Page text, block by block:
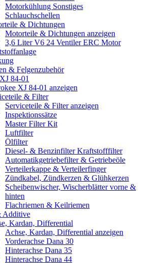
Motorkühlung Sonstiges
Schlauchschellen
& Dichtungen
Motorteile & Dichtungen anzeigen
3,6 Liter V6 24 Ventiler ERC Motor
& Felgenzubehör
84-01
XJ 84-01 anzeigen
& Filter
Serviceteile & Filter anzeigen
Inspektionssätze
Master Filter Kit
Luftfilter
Ölfilter
Diesel- & Benzinfilter Kraftstofffilter
Automatikgetriebefilter & Getriebeöle
Verteilerkappe & Verteilerfinger
Zündkabel, Zündkerzen & Glühkerzen
Scheibenwischer, Wischerblätter vorne &
hinten
Flachriemen & Keilriemen
Additive
Kardan, Differential
Achse, Kardan, Differential anzeigen
Vorderachse Dana 30
Hinterachse Dana 35
Hinterachse Dana 44